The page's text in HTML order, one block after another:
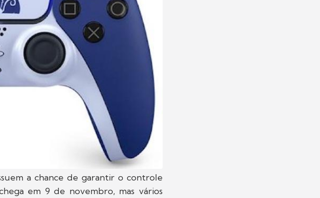
a chance de garantir o controle
em 9 de novembro, mas vários